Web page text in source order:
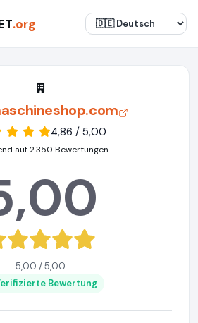
.org
4,86 / 5,00
auf 2.350 Bewertungen
5,00 / 5,00
Bewertung